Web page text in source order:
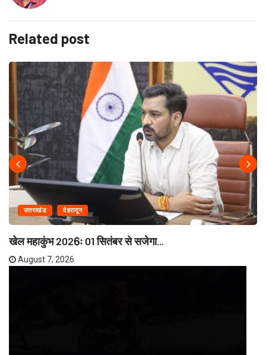
Related post
उत्तराखंड देहरादून
खेल महाकुंभ 2026ः 01 सितंबर से सजेगा...
August 7, 2026